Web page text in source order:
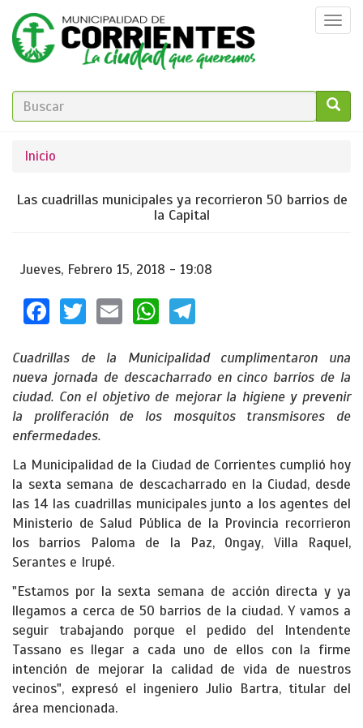
Pasar
contenido
principal
FORMULARIO
BÚSQUEDA
Se
encuentra
Inicio
Las cuadrillas municipales ya recorrieron 50 barrios de
la Capital
Jueves, Febrero 15, 2018 - 19:08
Facebook
TwitterEmailWhatsApp
Cuadrillas de la Municipalidad cumplimentaron una
nueva jornada de descacharrado en cinco barrios de la
ciudad. Con el objetivo de mejorar la higiene y prevenir
la proliferación de los mosquitos transmisores de
enfermedades.
La Municipalidad de la Ciudad de Corrientes cumplió hoy
la sexta semana de descacharrado en la Ciudad, desde
las 14 las cuadrillas municipales junto a los agentes del
Ministerio de Salud Pública de la Provincia recorrieron
los barrios Paloma de la Paz, Ongay, Villa Raquel,
Serantes e Irupé.
"Estamos por la sexta semana de acción directa y ya
llegamos a cerca de 50 barrios de la ciudad. Y vamos a
seguir trabajando porque el pedido del Intendente
Tassano es llegar a cada uno de ellos con la firme
intención de mejorar la calidad de vida de nuestros
vecinos", expresó el ingeniero Julio Bartra, titular del
área mencionada.